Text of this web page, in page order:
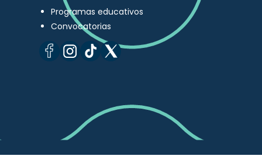
Programas educativos
Convocatorias